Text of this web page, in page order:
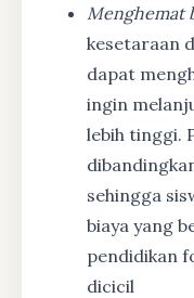
Menghemat
kesetaraan
dapat
ingin
lebih tinggi.
sehingga
biaya yang
pendidikan
dicicil